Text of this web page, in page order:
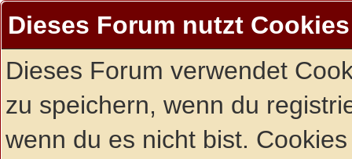
Dieses Forum nutzt Cookies
Dieses Forum verwendet
zu speichern, wenn du
wenn du es nicht bist.